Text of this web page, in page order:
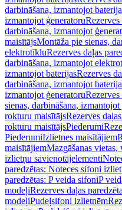
darbināšana, izmantojot
izmantojot ģeneratoruRezerves
darbināšana, izmantojot
maisītājsMontāža pie sienas,
elektrotīkluRezerves daļas
darbināšana, izmantojot
izmantojot baterijasRezerves
darbināšana, izmantojot
izmantojot ģeneratoru
sienas, darbināšana, izmantojot
rokturu maisītājsRezerves
rokturu maisītājsPiederumi
PiederumiIzlietnes maisītājiem
maisītājiemMazgāšanas
izlietņu savienotājelementi
paredzētas: Noteces sifoni
paredzētas: P veida sifoniP
modeļiRezerves daļas
modeļiPudeļsifoni izlietnēm